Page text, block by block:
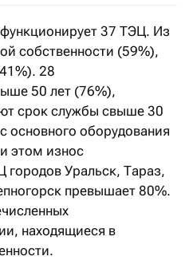
функционирует 37 ТЭЦ. Из
собственности (59%),
28
50 лет (76%),
срок службы свыше 30
основного оборудования
этом износ
городов Уральск, Тараз,
превышает 80%.
находящиеся в